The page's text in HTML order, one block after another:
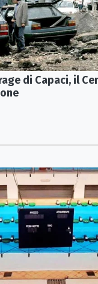
di Capaci, il